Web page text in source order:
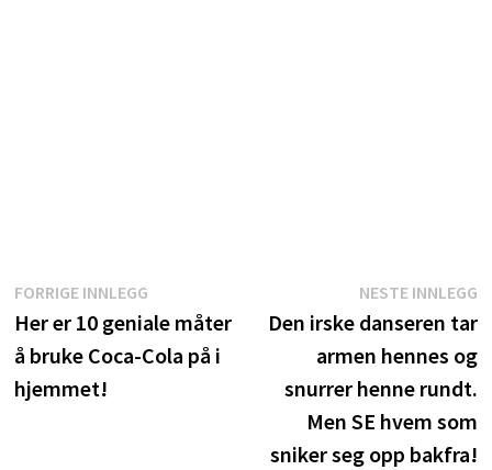
Innleggsnavigasjon
FORRIGE INNLEGGForrige
innlegg:
Her er 10 geniale måter
å bruke Coca-Cola på i
hjemmet!
NESTE INNLEGG
Den irske danseren tar
armen hennes og
snurrer henne rundt.
Men SE hvem som
sniker seg opp bakfra!